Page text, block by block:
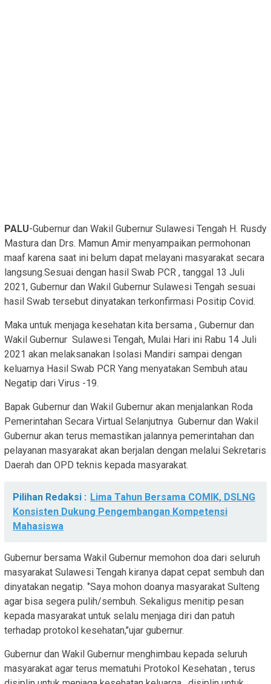
PALU-Gubernur dan Wakil Gubernur Sulawesi Tengah H. Rusdy
Mastura dan Drs. Mamun Amir menyampaikan permohonan
maaf karena saat ini belum dapat melayani masyarakat secara
langsung.Sesuai dengan hasil Swab PCR , tanggal 13 Juli
2021, Gubernur dan Wakil Gubernur Sulawesi Tengah sesuai
hasil Swab tersebut dinyatakan terkonfirmasi Positip Covid.
Maka untuk menjaga kesehatan kita bersama , Gubernur dan
Wakil Gubernur Sulawesi Tengah, Mulai Hari ini Rabu 14 Juli
2021 akan melaksanakan Isolasi Mandiri sampai dengan
keluarnya Hasil Swab PCR Yang menyatakan Sembuh atau
Negatip dari Virus -19.
Bapak Gubernur dan Wakil Gubernur akan menjalankan Roda
Pemerintahan Secara Virtual Selanjutnya Gubernur dan Wakil
Gubernur akan terus memastikan jalannya pemerintahan dan
pelayanan masyarakat akan berjalan dengan melalui Sekretaris
Daerah dan OPD teknis kepada masyarakat.
Pilihan Redaksi : Lima Tahun Bersama COMIK, DSLNG
Konsisten Dukung Pengembangan Kompetensi
Mahasiswa
Gubernur bersama Wakil Gubernur memohon doa dari seluruh
masyarakat Sulawesi Tengah kiranya dapat cepat sembuh dan
dinyatakan negatip. ‘’Saya mohon doanya masyarakat Sulteng
agar bisa segera pulih/sembuh. Sekaligus menitip pesan
kepada masyarakat untuk selalu menjaga diri dan patuh
terhadap protokol kesehatan,’’ujar gubernur.
Gubernur dan Wakil Gubernur menghimbau kepada seluruh
masyarakat agar terus mematuhi Protokol Kesehatan , terus